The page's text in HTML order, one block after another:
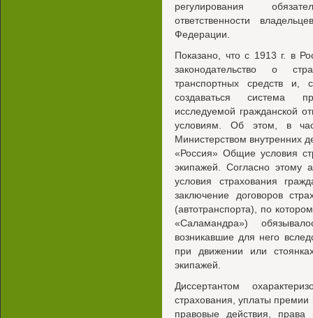
регулирования
ответственности
Федерации.
Показано, что с 1913 г. в
законодательство о
транспортных средств и,
создаваться система
исследуемой гражданской
условиям. Об этом, в
Министерством внутренних
«Россия» Общие условия
экипажей. Согласно этому
условия страхования
заключение договоров
(автотранспорта), по
«Саламандра»)
возникавшие для него
при движении или
экипажей.
Диссертантом
страхования, уплаты премии
правовые действия, права